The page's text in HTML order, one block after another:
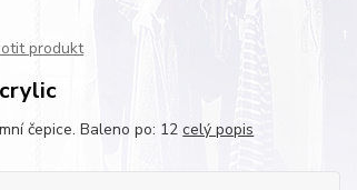
produkt
čepice. Baleno po: 12celý popis